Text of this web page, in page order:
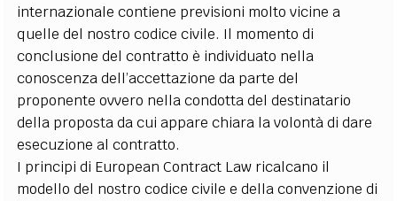
internazionale contiene previsioni molto vicine a
quelle del nostro codice civile. Il momento di
conclusione del contratto è individuato nella
conoscenza dell’accettazione da parte del
proponente ovvero nella condotta del destinatario
della proposta da cui appare chiara la volontà di dare
esecuzione al contratto.
I principi di European Contract Law ricalcano il
modello del nostro codice civile e della convenzione di